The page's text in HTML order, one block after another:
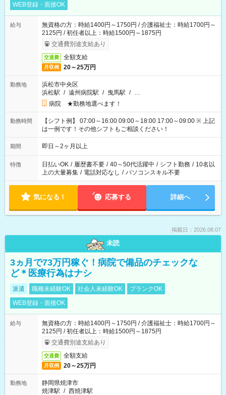
WEB登録・面接OK
給与
無資格の方：時給1400円～1750円 / 介護福祉士：時給1700円～
2125円 / 初任者以上：時給1500円～1875円
交通費別途支給あり
交通費 全額支給
月収例 20～25万円
勤務地
浜松市中央区
浜松駅 / 遠州病院駅 / 曳馬駅 / …
病院 ★勤務地選べます！
勤務時間
【シフト例】 07:00～16:00 09:00～18:00 17:00～09:00 ※ 上記
は一例です！その他シフトもご相談ください！
期間 即日～2ヶ月以上
特徴 日払いOK / 履歴書不要 / 40～50代活躍中 / シフト勤務 / 10名以
上の大量募集 / 電話対応なし / パソコンスキル不要
気になる！ 応募する 詳細へ
掲載日：2026.08.07
未読
3ヵ月で73万円稼ぐ！病院で備品のチェックな
ど＊医療行為はナシ
派遣 職種未経験OK 社会人未経験OK
ブランクOK
WEB登録・面接OK
給与
無資格の方：時給1400円～1750円 / 介護福祉士：時給1700円～
2125円 / 初任者以上：時給1500円～1875円
交通費別途支給あり
交通費 全額支給
月収例 20～25万円
勤務地
静岡県焼津市
焼津駅 / 西焼津駅